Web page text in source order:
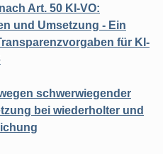
Art. 50 KI-VO:
und Umsetzung - Ein
für KI-
schwerwiegender
bei wiederholter und